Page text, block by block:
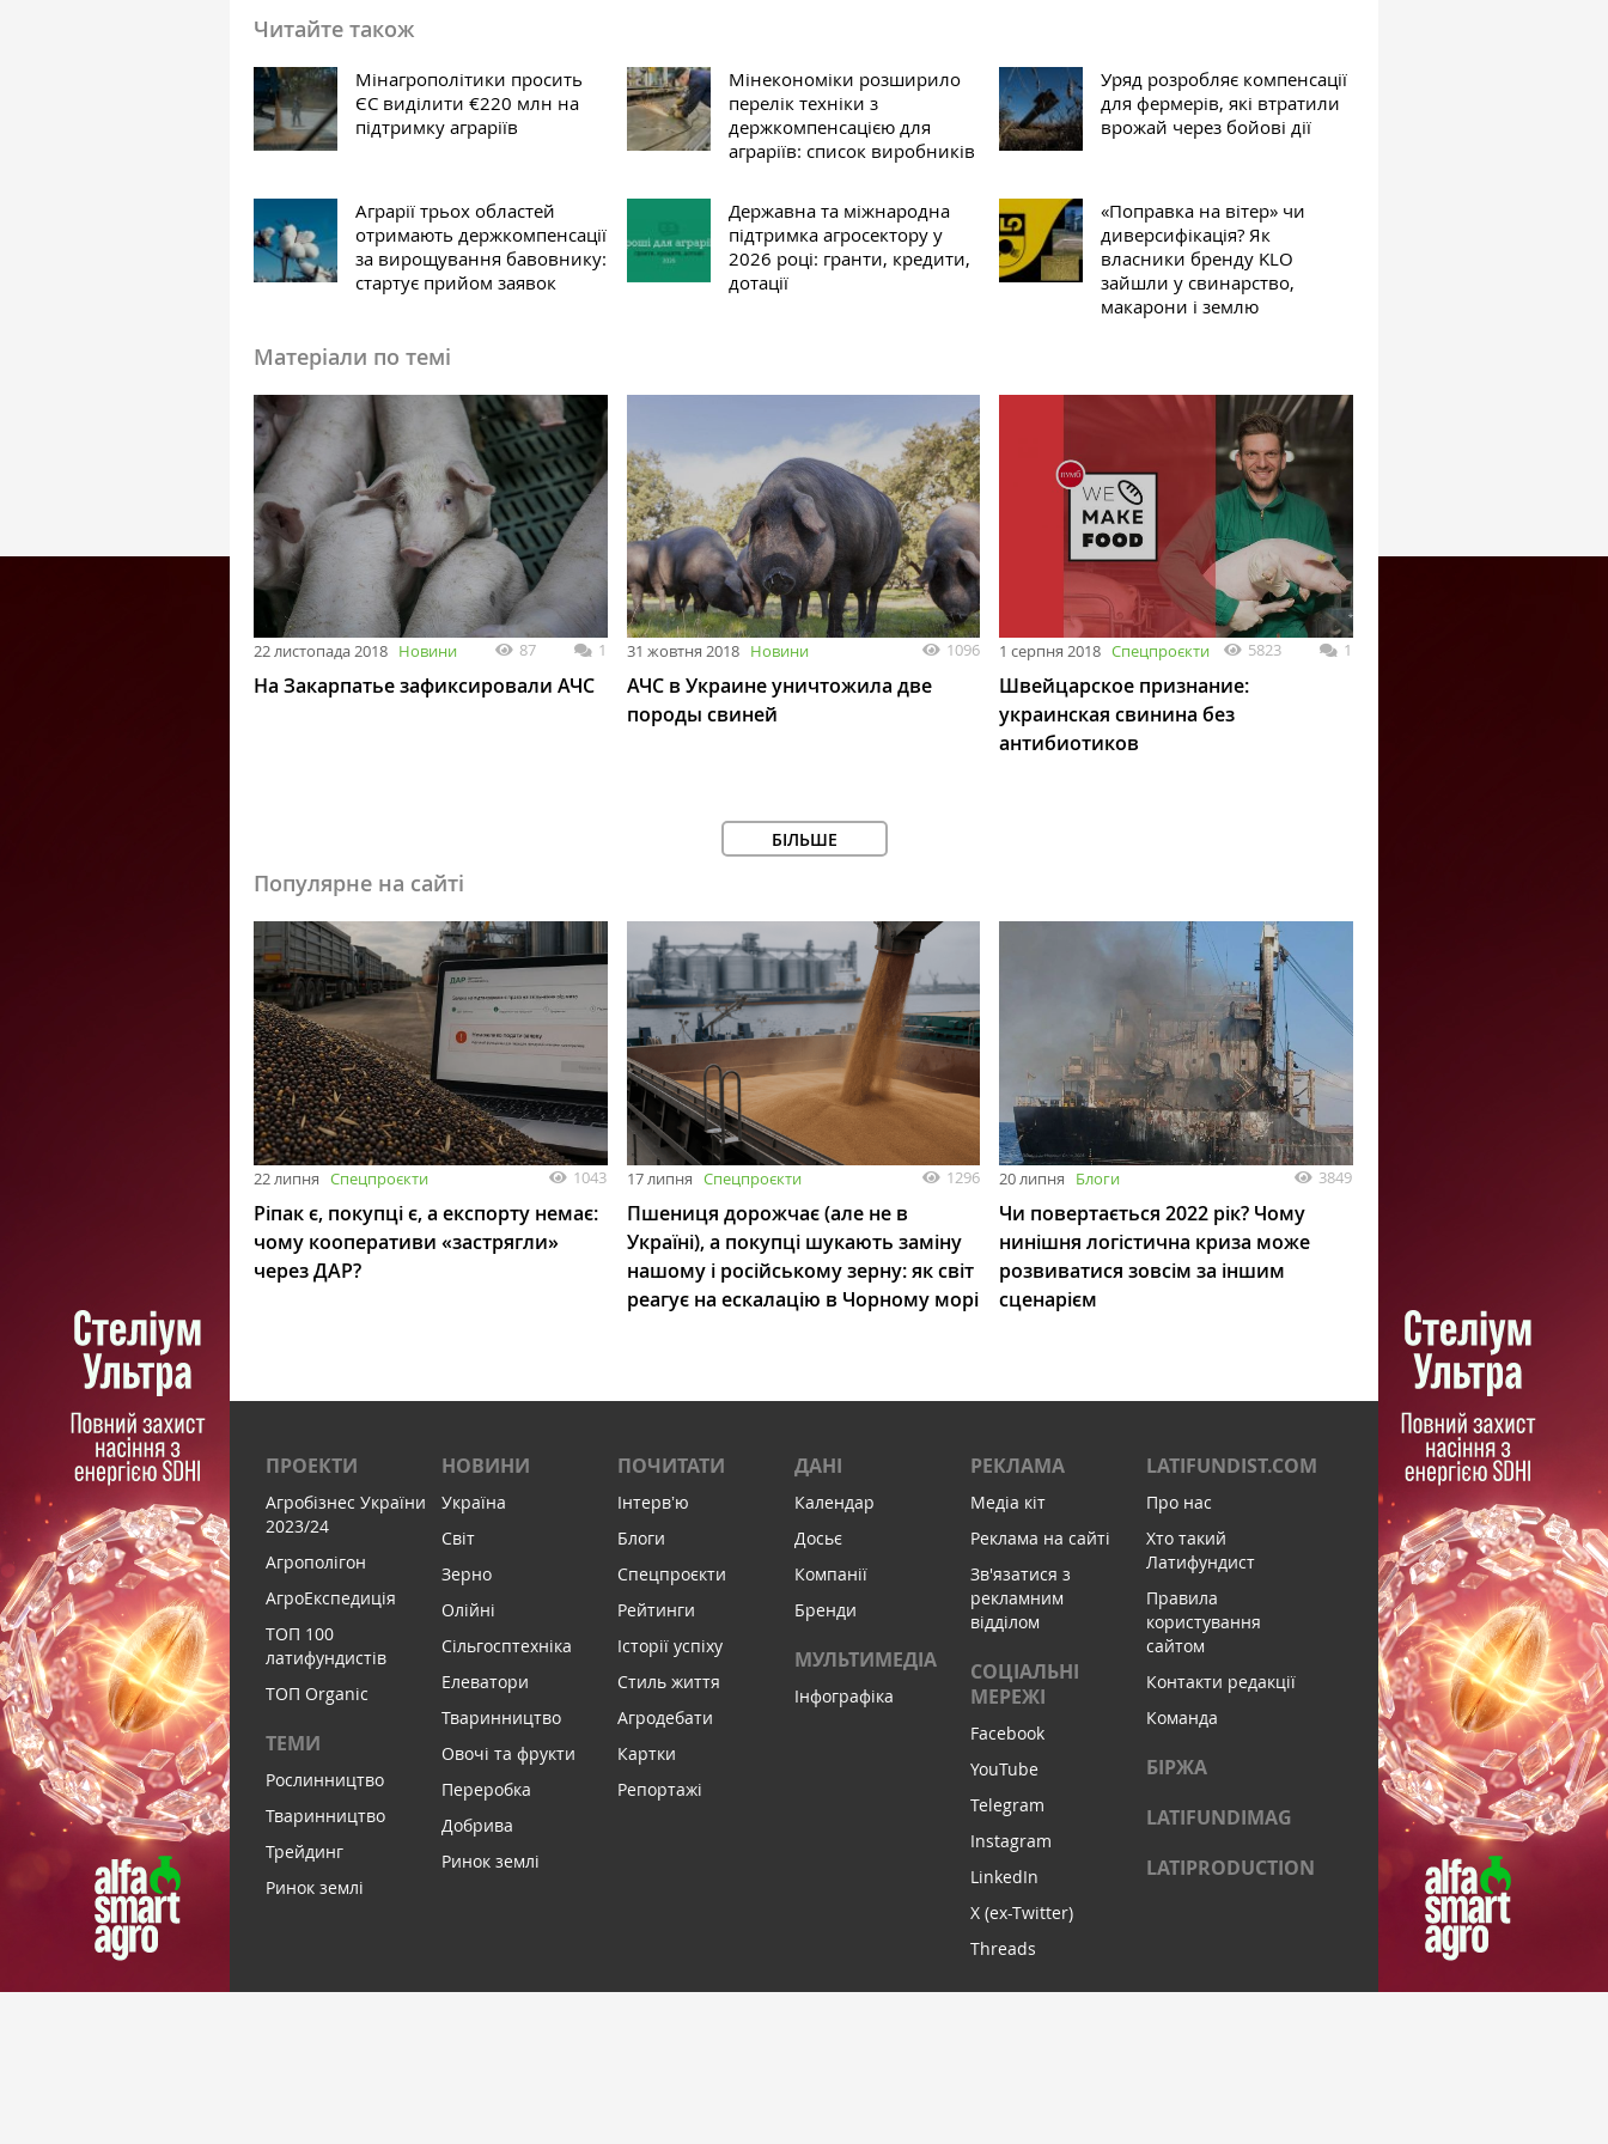
Читайте також
Мінагрополітики просить
ЄС виділити €220 млн на
підтримку аграріїв
Мінекономіки розширило
перелік техніки з
держкомпенсацією для
аграріїв: список виробників
Уряд розробляє компенсації
для фермерів, які втратили
врожай через бойові дії
Аграрії трьох областей
отримають держкомпенсації
за вирощування бавовнику:
стартує прийом заявок
Державна та міжнародна
підтримка агросектору у
2026 році: гранти, кредити,
дотації
«Поправка на вітер» чи
диверсифікація? Як
власники бренду KLO
зайшли у свинарство,
макарони і землю
Матеріали по темі
22 листопада 2018 Новини 87 1
На Закарпатье зафиксировали АЧС
31 жовтня 2018 Новини 1096
АЧС в Украине уничтожила две
породы свиней
1 серпня 2018 Спецпроєкти 5823 1
Швейцарское признание:
украинская свинина без
антибиотиков
БІЛЬШЕ
Популярне на сайті
22 липня Спецпроєкти 1043
Ріпак є, покупці є, а експорту немає:
чому кооперативи «застрягли»
через ДАР?
17 липня Спецпроєкти 1296
Пшениця дорожчає (але не в
Україні), а покупці шукають заміну
нашому і російському зерну: як світ
реагує на ескалацію в Чорному морі
20 липня Блоги 3849
Чи повертається 2022 рік? Чому
нинішня логістична криза може
розвиватися зовсім за іншим
сценарієм
ПРОЕКТИ
Агробізнес України
2023/24
Агрополігон
АгроЕкспедиція
ТОП 100
латифундистів
ТОП Organic
ТЕМИ
Рослинництво
Тваринництво
Трейдинг
Ринок землі
НОВИНИ
Україна
Світ
Зерно
Олійні
Сільгосптехніка
Елеватори
Тваринництво
Овочі та фрукти
Переробка
Добрива
Ринок землі
ПОЧИТАТИ
Інтервʼю
Блоги
Спецпроєкти
Рейтинги
Історії успіху
Стиль життя
Агродебати
Картки
Репортажі
ДАНІ
Календар
Досьє
Компанії
Бренди
МУЛЬТИМЕДІА
Інфографіка
РЕКЛАМА
Медіа кіт
Реклама на сайті
Зв'язатися з
рекламним
відділом
СОЦІАЛЬНІ
МЕРЕЖІ
Facebook
YouTube
Telegram
Instagram
LinkedIn
X (ex-Twitter)
Threads
LATIFUNDIST.COM
Про нас
Хто такий
Латифундист
Правила
користування
сайтом
Контакти редакції
Команда
БІРЖА
LATIFUNDIMAG
LATIPRODUCTION